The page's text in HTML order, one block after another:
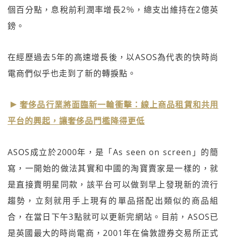
個百分點，息稅前利潤率增長2％，總支出維持在2億英
鎊。
在經歷過去5年的高速增長後，以ASOS為代表的快時尚
電商們似乎也走到了新的轉捩點。
奢侈品行業將面臨新一輪衝擊：線上商品租賃和共用
平台的興起，讓奢侈品門檻降得更低
ASOS成立於2000年，是「As seen on screen」的簡
寫，一開始的做法其實和中國的淘寶賣家是一樣的，就
是直接賣明星同款，該平台可以做到早上發現新的流行
趨勢，立刻就用手上現有的單品搭配出類似的商品組
合，在當日下午3點就可以更新完網站。目前，ASOS已
是英國最大的時尚電商，2001年在倫敦證券交易所正式